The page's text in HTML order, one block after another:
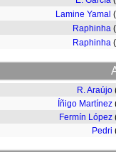
Lamine Yamal
Raphinha
Raphinha
R. Araújo
Íñigo Martínez
Fermín López
Pedri